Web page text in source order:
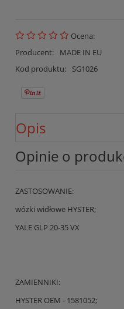
Ocena:
Producent:
MADE IN EU
Kod produktu:
SG1026
Opis
Opinie o
ZASTOSOWANIE:
wózki widłowe HYSTER;
YALE GLP 20-35 VX
ZAMIENNIKI:
HYSTER OEM - 1581052;